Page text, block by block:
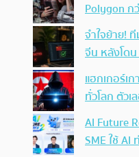
Polygon ก
จำใจย้าย!
จีน หลังโดน
แฮกเกอร์เ
ทั่วโลก ตัวเ
AI Future
SME ใช้